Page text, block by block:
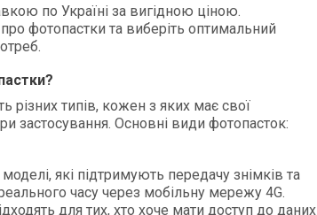
по Україні за вигідною ціною.
фотопастки та виберіть оптимальний
різних типів, кожен з яких має свої
застосування. Основні види фотопасток:
які підтримують передачу знімків та
часу через мобільну мережу 4G.
для тих, хто хоче мати доступ до даних